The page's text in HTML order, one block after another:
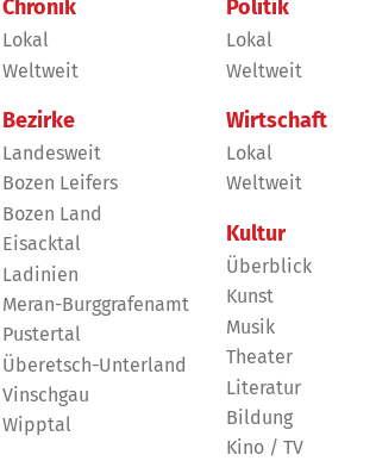
Chronik
Lokal
Weltweit
Bezirke
Landesweit
Bozen Leifers
Bozen Land
Eisacktal
Ladinien
Meran-Burggrafenamt
Pustertal
Überetsch-Unterland
Vinschgau
Wipptal
Politik
Lokal
Weltweit
Wirtschaft
Lokal
Weltweit
Kultur
Überblick
Kunst
Musik
Theater
Literatur
Bildung
Kino / TV